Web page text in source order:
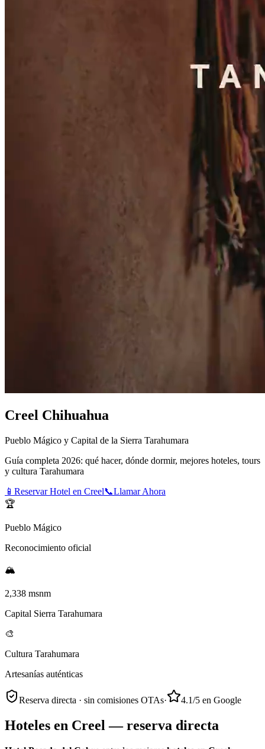
Creel Chihuahua
Pueblo Mágico y Capital de la Sierra Tarahumara
Guía completa 2026: qué hacer, dónde dormir, mejores hoteles, tours
y cultura Tarahumara
📱 Reservar Hotel en Creel📞Llamar Ahora
🏆
Pueblo Mágico
Reconocimiento oficial
🏔️
2,338 msnm
Capital Sierra Tarahumara
🎨
Cultura Tarahumara
Artesanías auténticas
Reserva directa · sin comisiones OTAs· 4.1/5 en Google
Hoteles en Creel — reserva directa